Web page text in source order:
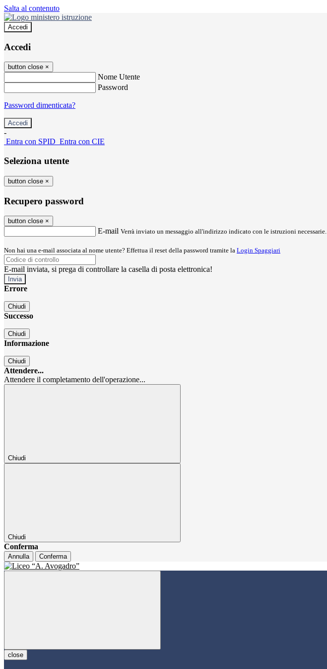
Salta al contenuto
Accedi
Accedi
button close ×
Nome Utente
Password
Password dimenticata?
-
Entra con SPID Entra con CIE
Seleziona utente
button close ×
Recupero password
button close ×
E-mail Verrà inviato un messaggio all'indirizzo indicato con le istruzioni necessarie.
Non hai una e-mail associata al nome utente? Effettua il reset della password tramite la Login Spaggiari
E-mail inviata, si prega di controllare la casella di posta elettronica!
Errore
Chiudi
Successo
Chiudi
Informazione
Chiudi
Attendere...
Attendere il completamento dell'operazione...
Chiudi
Chiudi
Conferma
Annulla Conferma
close